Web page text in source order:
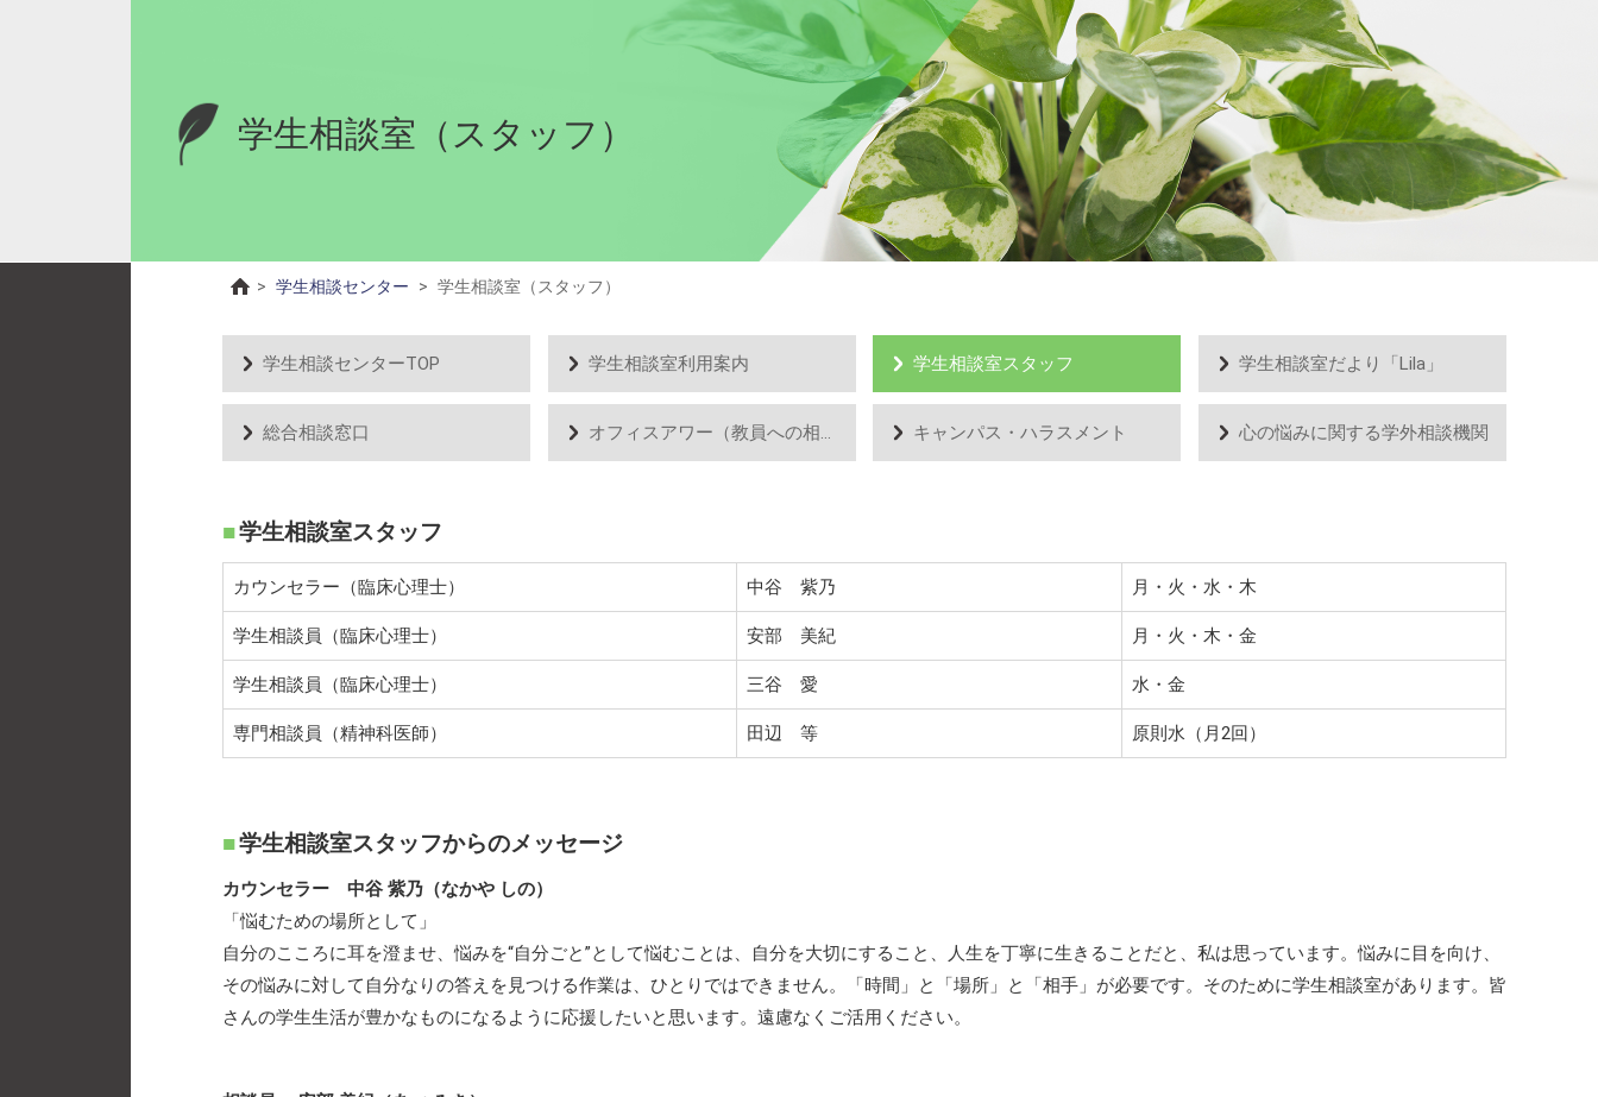
学生相談室（スタッフ）
> 学生相談センター > 学生相談室（スタッフ）
学生相談センターTOP 学生相談室利用案内 学生相談室スタッフ 学生相談室だより「Lila」
総合相談窓口 オフィスアワー（教員への相談） キャンパス・ハラスメント 心の悩みに関する学外相談機関
学生相談室スタッフ
カウンセラー（臨床心理士） 中谷 紫乃 月・火・水・木
学生相談員（臨床心理士） 安部 美紀 月・火・木・金
学生相談員（臨床心理士） 三谷 愛 水・金
専門相談員（精神科医師） 田辺 等 原則水（月2回）
学生相談室スタッフからのメッセージ
カウンセラー 中谷 紫乃（なかや しの）
「悩むための場所として」
自分のこころに耳を澄ませ、悩みを“自分ごと”として悩むことは、自分を大切にすること、人生を丁寧に生きることだと、私は思っています。悩みに目を向け、
その悩みに対して自分なりの答えを見つける作業は、ひとりではできません。「時間」と「場所」と「相手」が必要です。そのために学生相談室があります。皆
さんの学生生活が豊かなものになるように応援したいと思います。遠慮なくご活用ください。